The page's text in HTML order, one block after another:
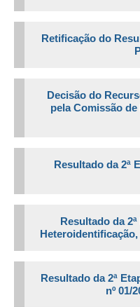
Retificação do
Decisão do
pela Comissão
Resultado da 2ª
Resultado da
Heteroidentificação,
Resultado da 2ª
nº 01/